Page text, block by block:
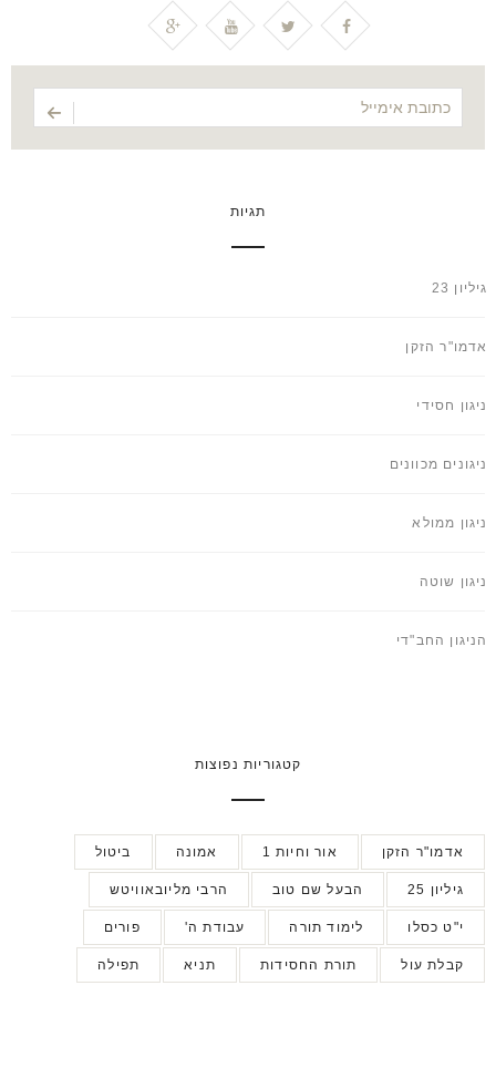
תגיות
גיליון 23
אדמו"ר הזקן
ניגון חסידי
ניגונים מכוונים
ניגון ממולא
ניגון שוטה
הניגון החב"די
קטגוריות נפוצות
אדמו"ר הזקן אור וחיות 1 אמונה ביטול
גיליון 25 הבעל שם טוב הרבי מליובאוויטש
י"ט כסלו לימוד תורה עבודת ה' פורים
קבלת עול תורת החסידות תניא תפילה